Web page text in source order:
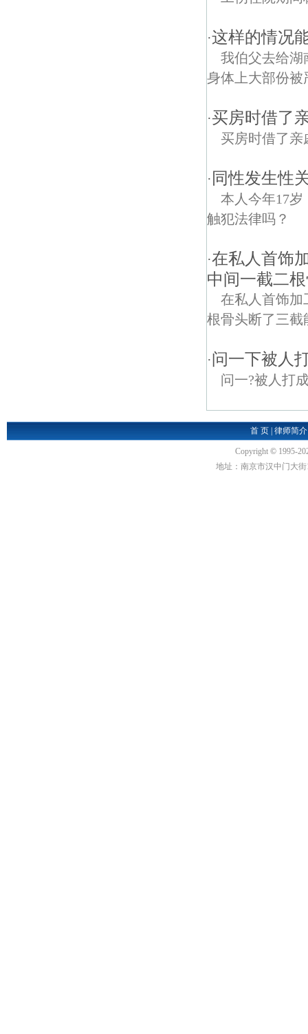
·这样的情况
我伯父去给湖
身体上大部份被
·买房时借了
买房时借了亲
· 同性发生性
本人今年17
触犯法律吗？
·在私人首饰
中间一截二
在私人首饰加
根骨头断了三截
·问一下被人
问一?被人打
首 页 |律师简介
Copyright © 1995-
地址：南京市汉中门大街